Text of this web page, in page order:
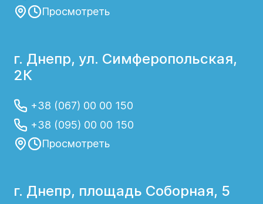
Просмотреть
г. Днепр, ул. Симферопольская,
2К
+38 (067) 00 00 150
+38 (095) 00 00 150
Просмотреть
г. Днепр, площадь Соборная, 5